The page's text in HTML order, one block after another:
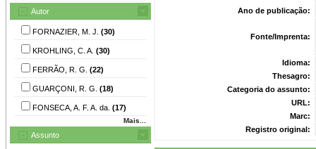
Autor
FORNAZIER, M. J. (30)
KROHLING, C. A. (30)
FERRÃO, R. G. (22)
GUARÇONI, R. G. (18)
FONSECA, A. F. A. da. (17)
Mais...
Assunto
Ano de publicação:
Fonte/Imprenta:
Idioma:
Thesagro:
Categoria do assunto:
URL:
Marc:
Registro original: